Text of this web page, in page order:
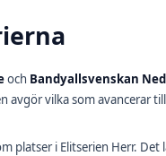
och Bandyallsvenskan
vilka som avancerar
platser i Elitserien Herr.